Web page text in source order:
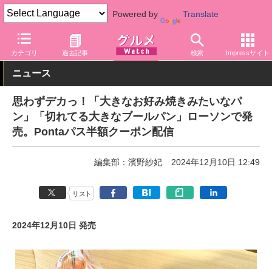
Powered by Translate
カテゴリ 過去記事 検索 Impressサイト
グルメ Watch 店舗 コンビニ ローソン
ニュース
思わずデカっ！「大きなお好み焼きみたいなパ
ン」「切れてる大きなブールパン」ローソンで発
売。Pontaパス半額クーポン配信
編集部：濱野紗妃 2024年12月10日 12:49
リスト
2024年12月10日 発売